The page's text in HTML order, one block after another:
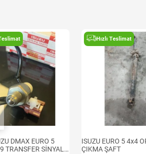
TRANSFER SİNYAL
Hızlı Teslimat
ISUZU EURO 5 4x4
ÇIKMA ŞAFT